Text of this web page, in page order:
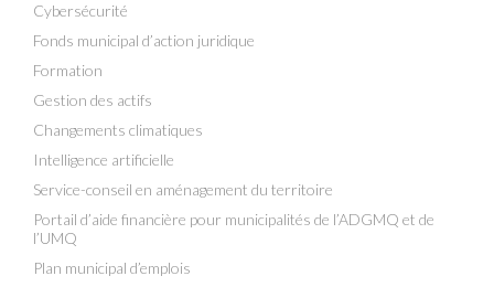
Cybersécurité
Fonds municipal d’action juridique
Formation
Gestion des actifs
Changements climatiques
Intelligence artificielle
Service-conseil en aménagement du territoire
Portail d’aide financière pour municipalités de l’ADGMQ et de
l’UMQ
Plan municipal d’emplois